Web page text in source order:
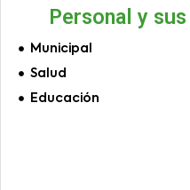
Personal y
Municipal
Salud
Educación